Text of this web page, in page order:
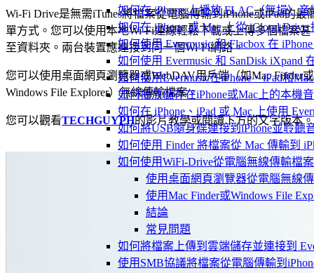
如何在 iPhone 上播放 FLAC（無損）音
如何在 iPhone 或 Mac 上從 iCloud Drive
如何使用 Evermusic 和 Flacbox 在
如何使用 Evermusic 和 SanDisk iXpand
如何使用Evermusic在iPhone、iPad和
如何播放儲存在iPhone或Mac上的本機
如何在 iPhone、iPad 或 Mac 上使用
如何將USB隨身碟連接到iPhone並聆聽
如何使用 Finder 將檔案從 Mac 傳輸到
如何使用WiFi-Drive從電腦無線傳輸檔案
使用桌面網頁瀏覽器從電腦無線
使用Mac Finder或Windows File
結論
常見問題
如何將檔案上傳到雲端儲存並連接到
使用SMB協議將檔案從電腦傳輸到
Wi-Fi Drive是無需iTunes將檔案從電腦傳輸到iPhone或iPad的最
單方式。您可以使用本地Wi-Fi連線輕鬆下載或上傳多個檔案甚
至資料夾。兩台裝置應連接到同一個Wi-Fi網路。
您可以使用桌面網頁瀏覽器或WebDAV用戶端（如Mac Finder或
Windows File Explorer）無線傳輸檔案。
您可以觀看TECHGUYPH的影片教學或閱讀下方的文字版本。